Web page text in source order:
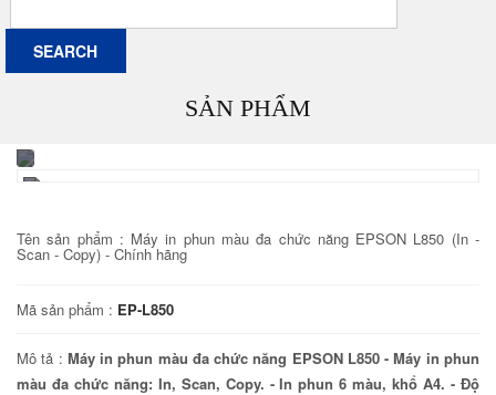
SẢN PHẨM
Tên sản phẩm : Máy in phun màu đa chức năng EPSON L850 (In -
Scan - Copy) - Chính hãng
Mã sản phẩm : EP-L850
Mô tả : Máy in phun màu đa chức năng EPSON L850 - Máy in phun
màu đa chức năng: In, Scan, Copy. - In phun 6 màu, khổ A4. - Độ